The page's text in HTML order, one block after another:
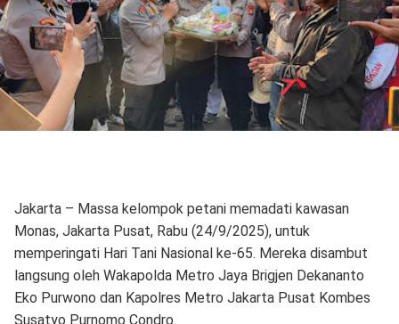
Jakarta – Massa kelompok petani memadati kawasan
Monas, Jakarta Pusat, Rabu (24/9/2025), untuk
memperingati Hari Tani Nasional ke-65. Mereka disambut
langsung oleh Wakapolda Metro Jaya Brigjen Dekananto
Eko Purwono dan Kapolres Metro Jakarta Pusat Kombes
Susatyo Purnomo Condro.